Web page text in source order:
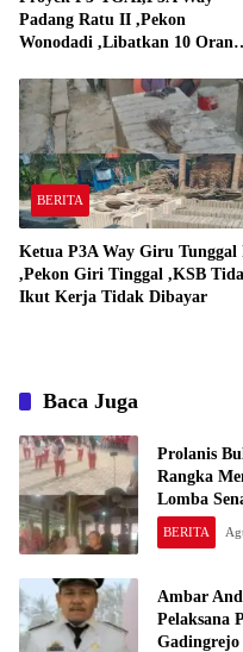
Padang Ratu II ,Pekon
Wonodadi ,Libatkan 10 Orang
Padang Ratu
BERITA
Ketua P3A Way Giru Tunggal
,Pekon Giri Tinggal ,KSB
Ikut Kerja Tidak Dibayar
Baca Juga
Prolanis
Rangka
Lomba
BERITA
Ambar
Pelaksana
Gadingrejo